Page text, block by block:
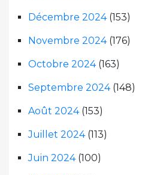
Décembre 2024(153)
Novembre 2024(176)
Octobre 2024(163)
Septembre 2024(148)
Août 2024(153)
Juillet 2024(113)
Juin 2024(100)